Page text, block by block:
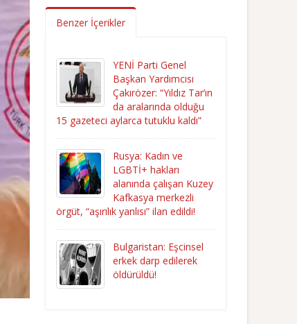
Benzer İçerikler
YENİ Parti Genel
Başkan Yardımcısı
Çakırözer: “Yıldız Tar’ın
da aralarında olduğu
15 gazeteci aylarca tutuklu kaldı”
Rusya: Kadın ve
LGBTİ+ hakları
alanında çalışan Kuzey
Kafkasya merkezli
örgüt, “aşırılık yanlısı” ilan edildi!
Bulgaristan: Eşcinsel
erkek darp edilerek
öldürüldü!